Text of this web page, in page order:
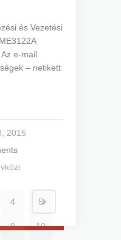
és Vezetési
e-mail
– netikett
2015
4 5
9 10